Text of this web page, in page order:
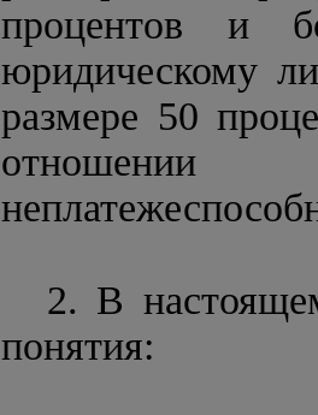
процентов и
юридическому
размере 50
отношении
2. В
понятия: